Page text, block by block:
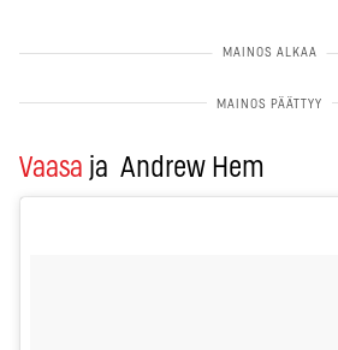
Vaasa ja Andrew Hem